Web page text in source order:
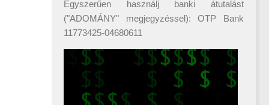
Egyszerűen használj banki átutalást
("ADOMÁNY" megjegyzéssel): OTP Bank
11773425-04680611